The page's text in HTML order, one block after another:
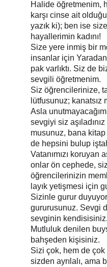
Halide öğretmenim,
karşı cinse ait
yazık ki); ben ise
hayallerimin kadını!
Size yere inmiş bir
insanlar için
pak varlıktı. Siz de
sevgili öğretmenim.
Siz öğrencilerinize,
lütfusunuz;
Asla
sevgiyi siz
musunuz, bana
de hepsini bulup
Vatanımızı koruyan
onlar ön cephede,
öğrencilerinizin
layık yetişmesi için
Sizinle gurur
gururusunuz. Sevgi
sevginin kendisisiniz.
Mutluluk denilen
bahşeden kişisiniz.
Sizi çok, hem de çok
sizden ayrılalı, ama